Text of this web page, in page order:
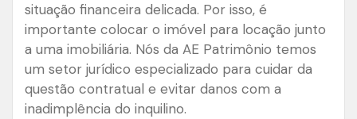
situação financeira delicada. Por isso, é
importante colocar o imóvel para locação junto
a uma imobiliária. Nós da AE Patrimônio temos
um setor jurídico especializado para cuidar da
questão contratual e evitar danos com a
inadimplência do inquilino.